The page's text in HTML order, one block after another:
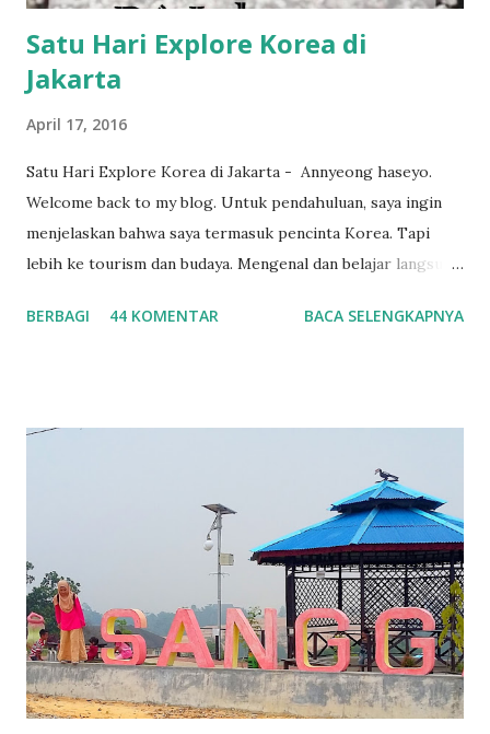
Satu Hari Explore Korea di
Jakarta
April 17, 2016
Satu Hari Explore Korea di Jakarta - Annyeong haseyo.
Welcome back to my blog. Untuk pendahuluan, saya ingin
menjelaskan bahwa saya termasuk pencinta Korea. Tapi
lebih ke tourism dan budaya. Mengenal dan belajar langsung
terbesar. Merasakan pengalaman empat musim di Negeri
tempat tinggal). Jadi, hari Sabtu lalu saya bersama dua
orang sahabat saya (juga Korea Addict) berangkat dari
kosan menuju Korea Cultural Center Indonesia (KCCI).
Soalnya disana lagi ada event Hanbok New Experience
dengan teknologi green-screen (chroma key). Itu loh yang
bisa pilih background lewat komputer. Nah berita bagusnya,
disana kami berksempatan untuk memakai pakaian
tradisional khas Korea yaitu H...
BERBAGI 44 KOMENTAR BACA SELENGKAPNYA